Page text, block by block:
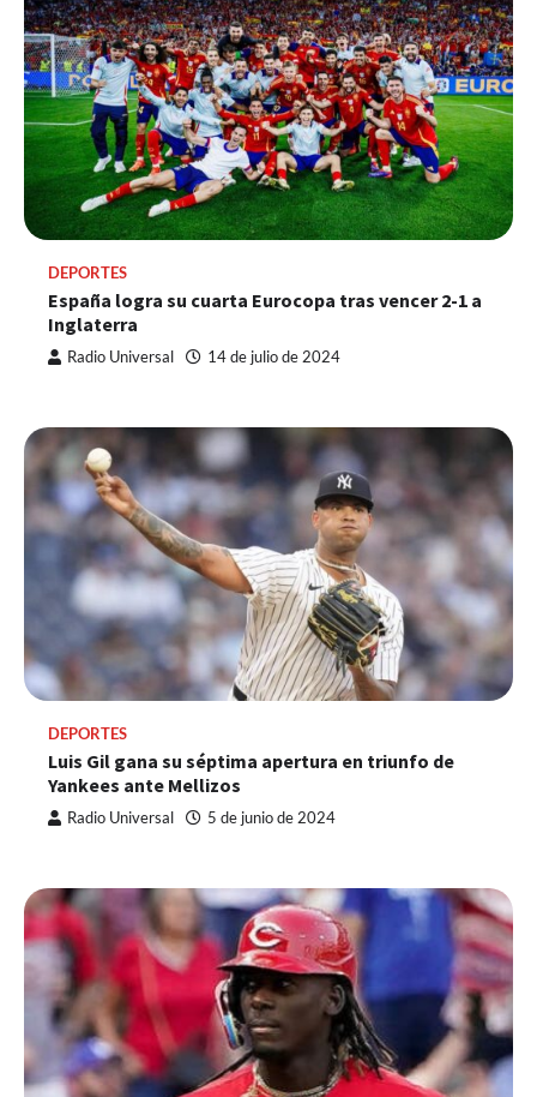
DEPORTES
España logra su cuarta Eurocopa tras vencer 2-1 a
Inglaterra
Radio Universal 14 de julio de 2024
DEPORTES
Luis Gil gana su séptima apertura en triunfo de
Yankees ante Mellizos
Radio Universal 5 de junio de 2024